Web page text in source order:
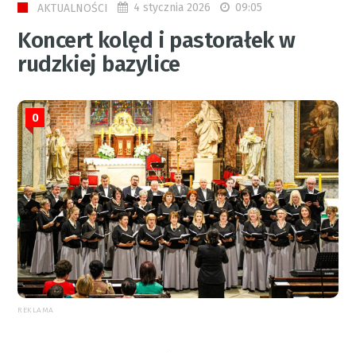
AKTUALNOŚCI 4 stycznia 2026 09:05
Koncert kolęd i pastorałek w
rudzkiej bazylice
0
REKLAMA